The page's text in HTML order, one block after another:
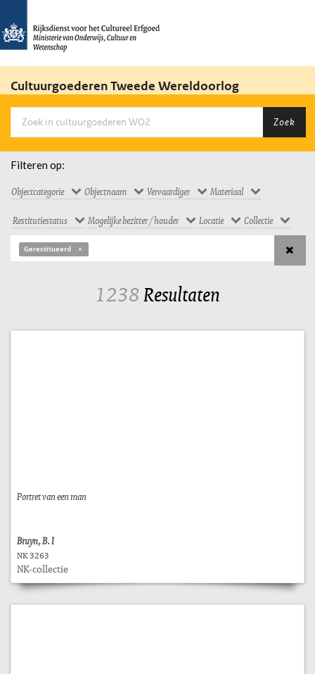
Cultuurgoederen Tweede Wereldoorlog
Zoek
Filteren op:
Objectcategorie Objectnaam Vervaardiger Materiaal
Restitutiestatus Mogelijke bezitter / houder Locatie Collectie
Gerestitueerd
1238Resultaten
Portret van een man
Bruyn, B. I
NK 3263
NK-collectie